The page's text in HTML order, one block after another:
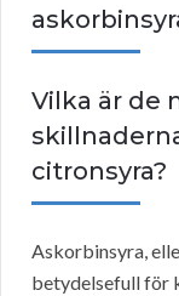
Vilka är de
citronsyra?
Askorbinsyra,
betydelsefull för